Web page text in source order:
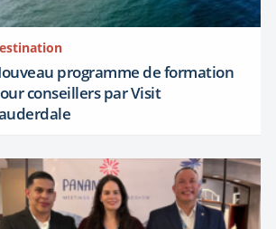
programme de formation
conseillers par Visit